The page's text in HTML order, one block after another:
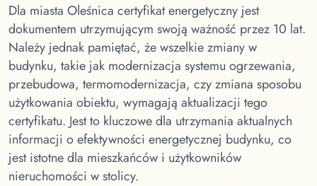
Dla miasta Oleśnica certyfikat energetyczny jest
dokumentem utrzymującym swoją ważność przez 10 lat.
Należy jednak pamiętać, że wszelkie zmiany w
budynku, takie jak modernizacja systemu ogrzewania,
przebudowa, termomodernizacja, czy zmiana sposobu
użytkowania obiektu, wymagają aktualizacji tego
certyfikatu. Jest to kluczowe dla utrzymania aktualnych
informacji o efektywności energetycznej budynku, co
jest istotne dla mieszkańców i użytkowników
nieruchomości w stolicy.